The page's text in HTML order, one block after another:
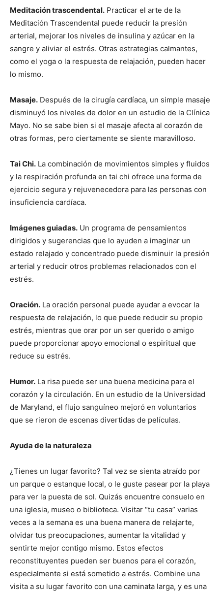
Meditación trascendental. Practicar el arte de la
Meditación Trascendental puede reducir la presión
arterial, mejorar los niveles de insulina y azúcar en la
sangre y aliviar el estrés. Otras estrategias calmantes,
como el yoga o la respuesta de relajación, pueden hacer
lo mismo.
Masaje. Después de la cirugía cardíaca, un simple masaje
disminuyó los niveles de dolor en un estudio de la Clínica
Mayo. No se sabe bien si el masaje afecta al corazón de
otras formas, pero ciertamente se siente maravilloso.
Tai Chi. La combinación de movimientos simples y fluidos
y la respiración profunda en tai chi ofrece una forma de
ejercicio segura y rejuvenecedora para las personas con
insuficiencia cardíaca.
Imágenes guiadas. Un programa de pensamientos
dirigidos y sugerencias que lo ayuden a imaginar un
estado relajado y concentrado puede disminuir la presión
arterial y reducir otros problemas relacionados con el
estrés.
Oración. La oración personal puede ayudar a evocar la
respuesta de relajación, lo que puede reducir su propio
estrés, mientras que orar por un ser querido o amigo
puede proporcionar apoyo emocional o espiritual que
reduce su estrés.
Humor. La risa puede ser una buena medicina para el
corazón y la circulación. En un estudio de la Universidad
de Maryland, el flujo sanguíneo mejoró en voluntarios
que se rieron de escenas divertidas de películas.
Ayuda de la naturaleza
¿Tienes un lugar favorito? Tal vez se sienta atraído por
un parque o estanque local, o le guste pasear por la playa
para ver la puesta de sol. Quizás encuentre consuelo en
una iglesia, museo o biblioteca. Visitar “tu casa” varias
veces a la semana es una buena manera de relajarte,
olvidar tus preocupaciones, aumentar la vitalidad y
sentirte mejor contigo mismo. Estos efectos
reconstituyentes pueden ser buenos para el corazón,
especialmente si está sometido a estrés. Combine una
visita a su lugar favorito con una caminata larga, y es una